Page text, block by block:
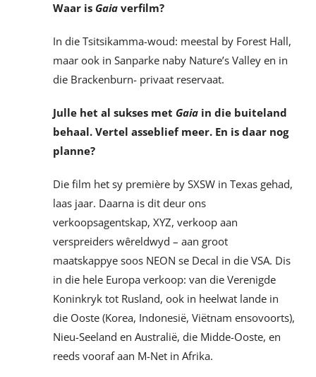
Waar isGaiaverfilm?
In die Tsitsikamma-woud: meestal by Forest Hall,
maar ook in Sanparke naby Nature’s Valley en in
die Brackenburn- privaat reservaat.
Julle het al sukses met Gaiain die buiteland
behaal. Vertel asseblief meer. En is daar nog
planne?
Die film het sy première by SXSW in Texas gehad,
laas jaar. Daarna is dit deur ons
verkoopsagentskap, XYZ, verkoop aan
verspreiders wêreldwyd – aan groot
maatskappye soos NEON se Decal in die VSA. Dis
in die hele Europa verkoop: van die Verenigde
Koninkryk tot Rusland, ook in heelwat lande in
die Ooste (Korea, Indonesië, Viëtnam ensovoorts),
Nieu-Seeland en Australië, die Midde-Ooste, en
reeds vooraf aan M-Net in Afrika.